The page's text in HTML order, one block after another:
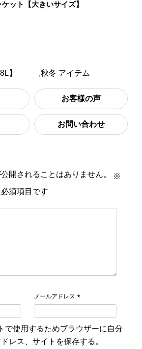
ット【大きいサイズ】
】 ,秋冬 アイテム
お客様の声
お問い合わせ
開されることはありません。
※
須項目です
メールアドレス *
で使用するためブラウザーに自分
レス、サイトを保存する。